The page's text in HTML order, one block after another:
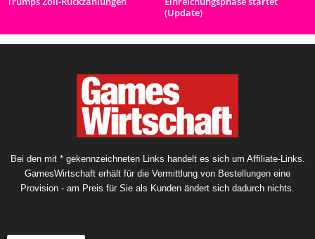
(Update)
Bei den mit * gekennzeichneten Links handelt es sich um Affiliate-Links.
GamesWirtschaft erhält für die Vermittlung von Bestellungen eine
Provision - am Preis für Sie als Kunden ändert sich dadurch nichts.